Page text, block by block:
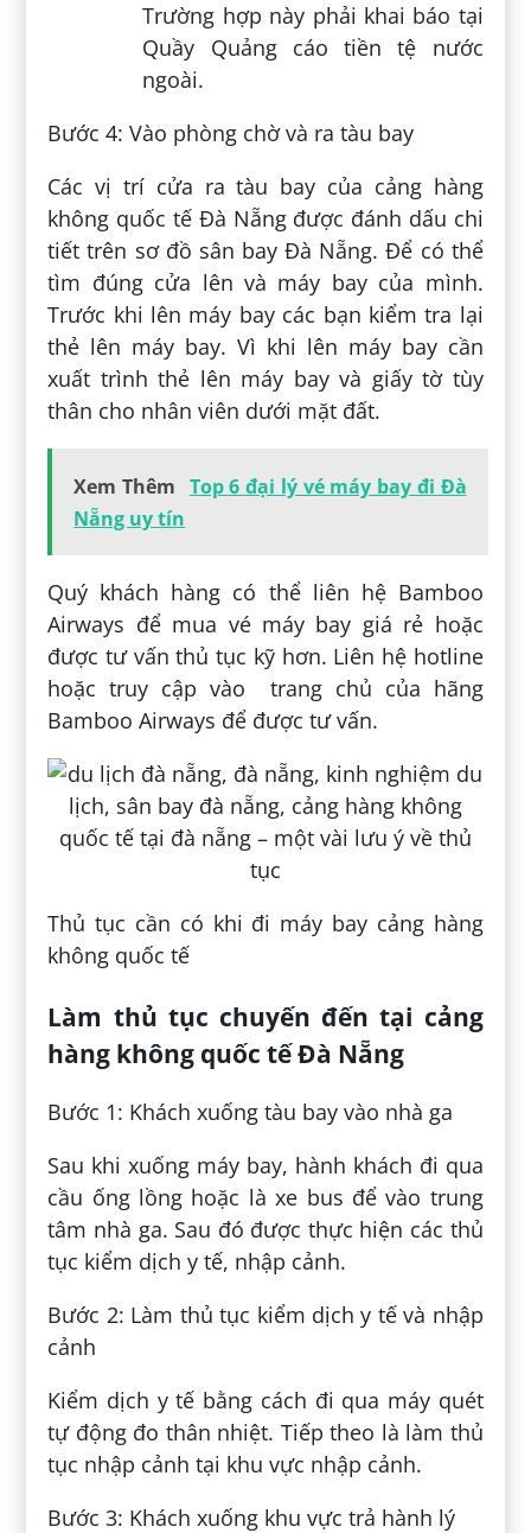
Trường hợp này phải khai báo tại
Quầy Quảng cáo tiền tệ nước
ngoài.
Bước 4: Vào phòng chờ và ra tàu bay
Các vị trí cửa ra tàu bay của cảng hàng
không quốc tế Đà Nẵng được đánh dấu chi
tiết trên sơ đồ sân bay Đà Nẵng. Để có thể
tìm đúng cửa lên và máy bay của mình.
Trước khi lên máy bay các bạn kiểm tra lại
thẻ lên máy bay. Vì khi lên máy bay cần
xuất trình thẻ lên máy bay và giấy tờ tùy
thân cho nhân viên dưới mặt đất.
Xem Thêm Top 6 đại lý vé máy bay đi Đà
Nẵng uy tín
Quý khách hàng có thể liên hệ Bamboo
Airways để mua vé máy bay giá rẻ hoặc
được tư vấn thủ tục kỹ hơn. Liên hệ hotline
hoặc truy cập vào trang chủ của hãng
Bamboo Airways để được tư vấn.
Thủ tục cần có khi đi máy bay cảng hàng
không quốc tế
Làm thủ tục chuyến đến tại cảng
hàng không quốc tế Đà Nẵng
Bước 1: Khách xuống tàu bay vào nhà ga
Sau khi xuống máy bay, hành khách đi qua
cầu ống lồng hoặc là xe bus để vào trung
tâm nhà ga. Sau đó được thực hiện các thủ
tục kiểm dịch y tế, nhập cảnh.
Bước 2: Làm thủ tục kiểm dịch y tế và nhập
cảnh
Kiểm dịch y tế bằng cách đi qua máy quét
tự động đo thân nhiệt. Tiếp theo là làm thủ
tục nhập cảnh tại khu vực nhập cảnh.
Bước 3: Khách xuống khu vực trả hành lý